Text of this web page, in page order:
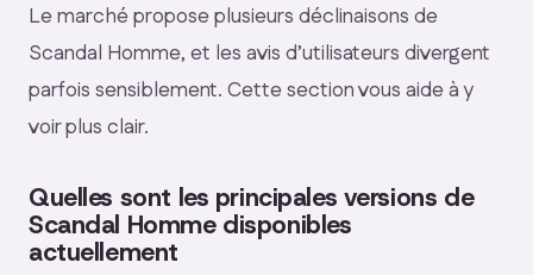
Le marché propose plusieurs déclinaisons de
Scandal Homme, et les avis d’utilisateurs divergent
parfois sensiblement. Cette section vous aide à y
voir plus clair.
Quelles sont les principales versions de
Scandal Homme disponibles
actuellement